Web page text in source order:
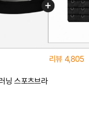
리뷰 4,805
닝 스포츠브라